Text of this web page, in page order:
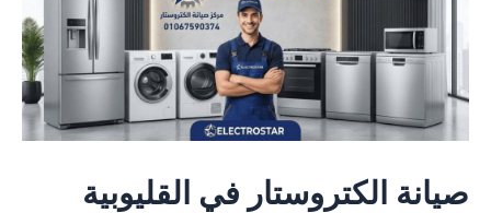
صيانة الكتروستار في القليوبية